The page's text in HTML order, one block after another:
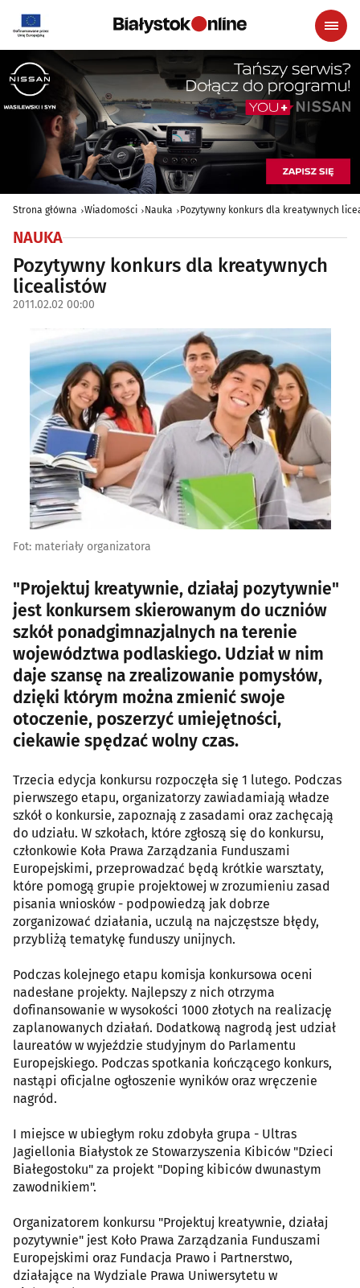
Strona główna Wiadomości Nauka Pozytywny konkurs dla kreatywnych
NAUKA
Pozytywny konkurs dla kreatywnych
licealistów
2011.02.02 00:00
Fot: materiały organizatora
"Projektuj kreatywnie, działaj pozytywnie"
jest konkursem skierowanym do uczniów
szkół ponadgimnazjalnych na terenie
województwa podlaskiego. Udział w nim
daje szansę na zrealizowanie pomysłów,
dzięki którym można zmienić swoje
otoczenie, poszerzyć umiejętności,
ciekawie spędzać wolny czas.
Trzecia edycja konkursu rozpoczęła się 1 lutego. Podczas
pierwszego etapu, organizatorzy zawiadamiają władze
szkół o konkursie, zapoznają z zasadami oraz zachęcają
do udziału. W szkołach, które zgłoszą się do konkursu,
członkowie Koła Prawa Zarządzania Funduszami
Europejskimi, przeprowadzać będą krótkie warsztaty,
które pomogą grupie projektowej w zrozumieniu zasad
pisania wniosków - podpowiedzą jak dobrze
zorganizować działania, uczulą na najczęstsze błędy,
przybliżą tematykę funduszy unijnych.
Podczas kolejnego etapu komisja konkursowa oceni
nadesłane projekty. Najlepszy z nich otrzyma
dofinansowanie w wysokości 1000 złotych na realizację
zaplanowanych działań. Dodatkową nagrodą jest udział
laureatów w wyjeździe studyjnym do Parlamentu
Europejskiego. Podczas spotkania kończącego konkurs,
nastąpi oficjalne ogłoszenie wyników oraz wręczenie
nagród.
I miejsce w ubiegłym roku zdobyła grupa - Ultras
Jagiellonia Białystok ze Stowarzyszenia Kibiców "Dzieci
Białegostoku" za projekt "Doping kibiców dwunastym
zawodnikiem".
Organizatorem konkursu "Projektuj kreatywnie, działaj
pozytywnie" jest Koło Prawa Zarządzania Funduszami
Europejskimi oraz Fundacja Prawo i Partnerstwo,
działające na Wydziale Prawa Uniwersytetu w